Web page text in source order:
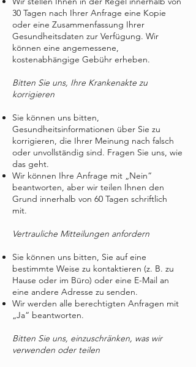
30 Tagen nach Ihrer Anfrage eine Kopie
oder eine Zusammenfassung Ihrer
Gesundheitsdaten zur Verfügung. Wir
können eine angemessene,
kostenabhängige Gebühr erheben.
Bitten Sie uns, Ihre Krankenakte zu
korrigieren
Sie können uns bitten,
Gesundheitsinformationen über Sie zu
korrigieren, die Ihrer Meinung nach falsch
oder unvollständig sind. Fragen Sie uns, wie
das geht.
Wir können Ihre Anfrage mit „Nein“
beantworten, aber wir teilen Ihnen den
Grund innerhalb von 60 Tagen schriftlich
mit.
Vertrauliche Mitteilungen anfordern
Sie können uns bitten, Sie auf eine
bestimmte Weise zu kontaktieren (z. B. zu
Hause oder im Büro) oder eine E-Mail an
eine andere Adresse zu senden.
Wir werden alle berechtigten Anfragen mit
„Ja“ beantworten.
Bitten Sie uns, einzuschränken, was wir
verwenden oder teilen